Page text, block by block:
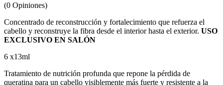
(0 Opiniones)
Concentrado de reconstrucción y fortalecimiento que refuerza el
cabello y reconstruye la fibra desde el interior hasta el exterior. USO
EXCLUSIVO EN SALÓN
6 x13ml
Tratamiento de nutrición profunda que repone la pérdida de
queratina para un cabello visiblemente más fuerte y resistente a la